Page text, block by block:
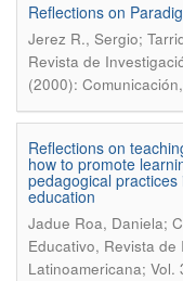
Reflections on
Jerez R., Sergio;
Revista de
(2000):
Reflections on
how to promote
pedagogical
education
Jadue Roa, Daniela;
Educativo, Revista
Latinoamericana;